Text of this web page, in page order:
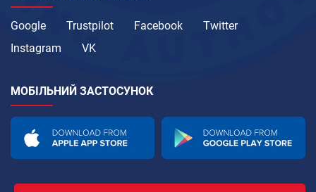
Google Trustpilot Facebook
Twitter
Instagram
VK
МОБІЛЬНИЙ ЗАСТОСУНОК